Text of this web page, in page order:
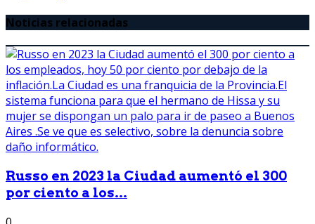
Noticias relacionadas
Russo en 2023 la Ciudad aumentó el 300
por ciento a los...